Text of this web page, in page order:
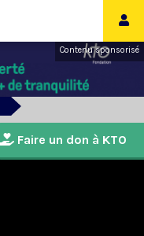
Contenu sponsorisé
Faire un don à KTO